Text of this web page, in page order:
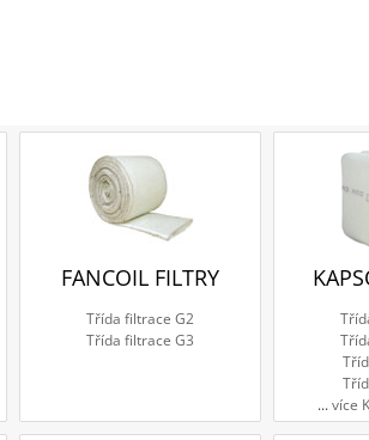
FANCOIL FILTRY
Třída filtrace G2
Třída filtrace G3
...více